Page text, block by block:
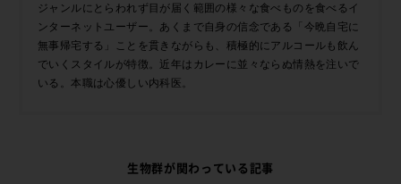
ジャンルにとらわれず目が届く範囲の様々な食べものを食べるイ
ンターネットユーザー。あくまで自身の信念である「今晩自宅に
無事帰宅する」ことを貫きながらも、積極的にアルコールも飲ん
でいくスタイルが特徴。近年はカレーに並々ならぬ情熱を注いで
いる。本職は心優しい内科医。
生物群が関わっている記事